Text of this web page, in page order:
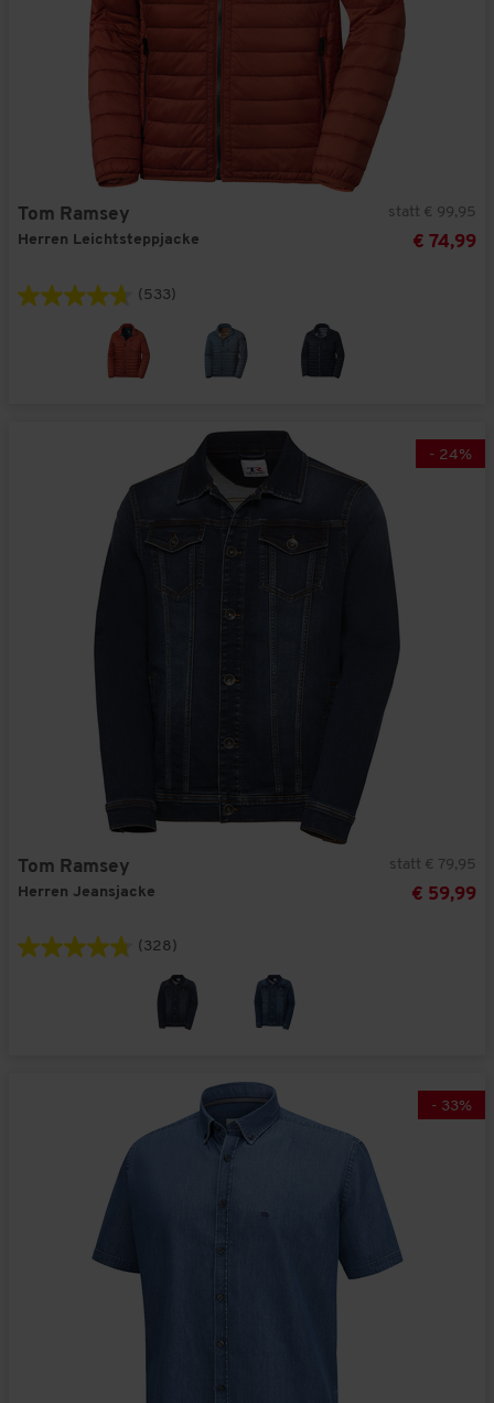
Tom Ramsey
Herren Leichtsteppjacke
statt € 99,95
€ 74,99
(533)
- 24%
Tom Ramsey
Herren Jeansjacke
statt € 79,95
€ 59,99
(328)
- 33%